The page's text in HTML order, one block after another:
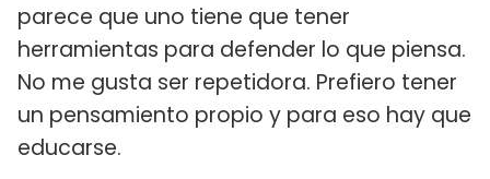
parece que uno tiene que tener
herramientas para defender lo que piensa.
No me gusta ser repetidora. Prefiero tener
un pensamiento propio y para eso hay que
educarse.